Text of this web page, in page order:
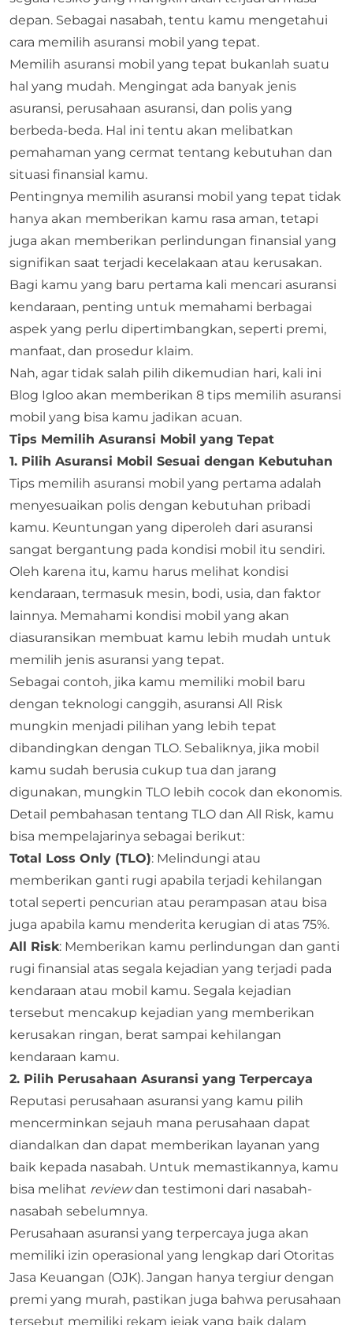
depan. Sebagai nasabah, tentu kamu mengetahui
cara memilih asuransi mobil yang tepat.
Memilih asuransi mobil yang tepat bukanlah suatu
hal yang mudah. Mengingat ada banyak jenis
asuransi, perusahaan asuransi, dan polis yang
berbeda-beda. Hal ini tentu akan melibatkan
pemahaman yang cermat tentang kebutuhan dan
situasi finansial kamu.
Pentingnya memilih asuransi mobil yang tepat tidak
hanya akan memberikan kamu rasa aman, tetapi
juga akan memberikan perlindungan finansial yang
signifikan saat terjadi kecelakaan atau kerusakan.
Bagi kamu yang baru pertama kali mencari asuransi
kendaraan, penting untuk memahami berbagai
aspek yang perlu dipertimbangkan, seperti premi,
manfaat, dan prosedur klaim.
Nah, agar tidak salah pilih dikemudian hari, kali ini
Blog Igloo akan memberikan 8 tips memilih asuransi
mobil yang bisa kamu jadikan acuan.
Tips Memilih Asuransi Mobil yang Tepat
1. Pilih Asuransi Mobil Sesuai dengan Kebutuhan
Tips memilih asuransi mobil yang pertama adalah
menyesuaikan polis dengan kebutuhan pribadi
kamu. Keuntungan yang diperoleh dari asuransi
sangat bergantung pada kondisi mobil itu sendiri.
Oleh karena itu, kamu harus melihat kondisi
kendaraan, termasuk mesin, bodi, usia, dan faktor
lainnya. Memahami kondisi mobil yang akan
diasuransikan membuat kamu lebih mudah untuk
memilih jenis asuransi yang tepat.
Sebagai contoh, jika kamu memiliki mobil baru
dengan teknologi canggih, asuransi All Risk
mungkin menjadi pilihan yang lebih tepat
dibandingkan dengan TLO. Sebaliknya, jika mobil
kamu sudah berusia cukup tua dan jarang
digunakan, mungkin TLO lebih cocok dan ekonomis.
Detail pembahasan tentang TLO dan All Risk, kamu
bisa mempelajarinya sebagai berikut:
Total Loss Only (TLO): Melindungi atau
memberikan ganti rugi apabila terjadi kehilangan
total seperti pencurian atau perampasan atau bisa
juga apabila kamu menderita kerugian di atas 75%.
All Risk: Memberikan kamu perlindungan dan ganti
rugi finansial atas segala kejadian yang terjadi pada
kendaraan atau mobil kamu. Segala kejadian
tersebut mencakup kejadian yang memberikan
kerusakan ringan, berat sampai kehilangan
kendaraan kamu.
2. Pilih Perusahaan Asuransi yang Terpercaya
Reputasi perusahaan asuransi yang kamu pilih
mencerminkan sejauh mana perusahaan dapat
diandalkan dan dapat memberikan layanan yang
baik kepada nasabah. Untuk memastikannya, kamu
bisa melihat reviewdan testimoni dari nasabah-
nasabah sebelumnya.
Perusahaan asuransi yang terpercaya juga akan
memiliki izin operasional yang lengkap dari Otoritas
Jasa Keuangan (OJK). Jangan hanya tergiur dengan
premi yang murah, pastikan juga bahwa perusahaan
tersebut memiliki rekam jejak yang baik dalam